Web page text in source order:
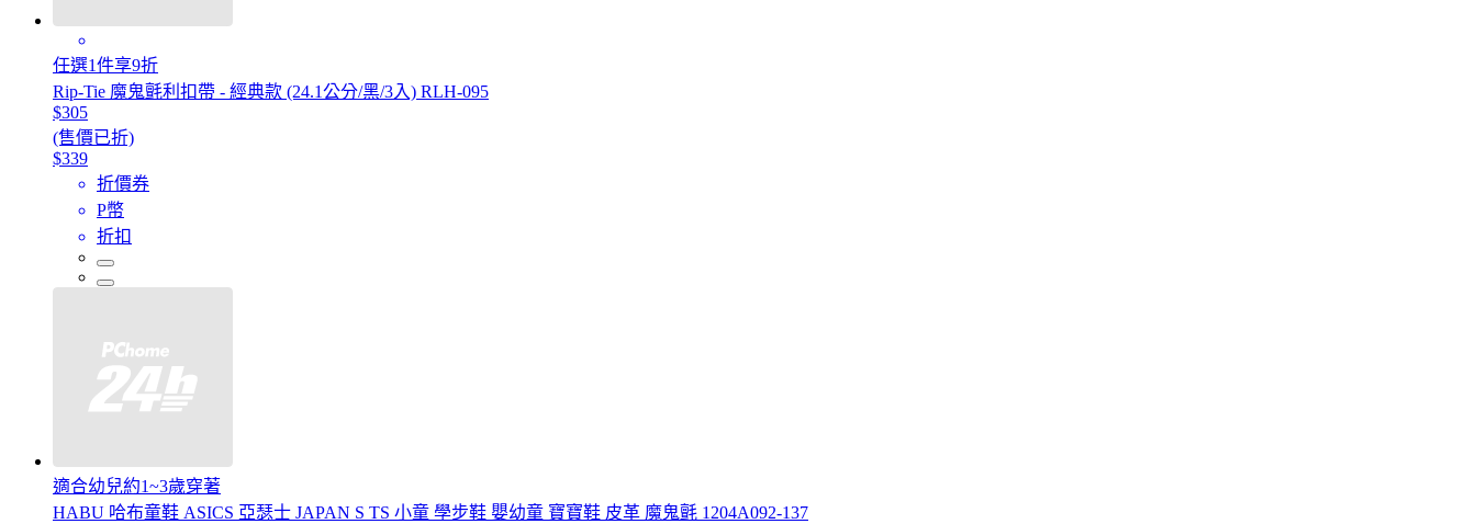
任選1件享9折
Rip-Tie 魔鬼氈利扣帶 - 經典款 (24.1公分/黑/3入) RLH-095
$305
(售價已折)
$339
折價券
P幣
折扣
適合幼兒約1~3歲穿著
HABU 哈布童鞋 ASICS 亞瑟士 JAPAN S TS 小童 學步鞋 嬰幼童 寶寶鞋 皮革 魔鬼氈 1204A092-137